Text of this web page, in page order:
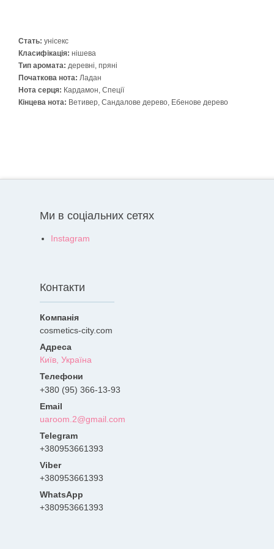
Стать: унісекс
Класифікація: нішева
Тип аромата: деревні, пряні
Початкова нота: Ладан
Нота серця: Кардамон, Спеції
Кінцева нота: Ветивер, Сандалове дерево, Ебенове дерево
Ми в соціальних сетях
Instagram
Контакти
cosmetics-city.com
Київ, Україна
+380 (95) 366-13-93
uaroom.2@gmail.com
+380953661393
+380953661393
+380953661393